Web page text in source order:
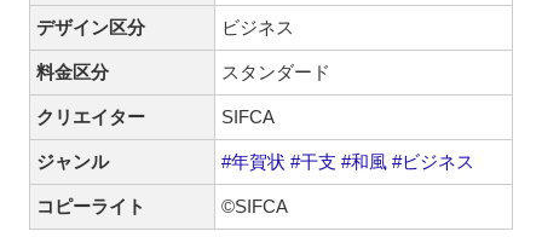
デザイン区分 ビジネス
料金区分 スタンダード
クリエイター SIFCA
ジャンル #年賀状 #干支 #和風 #ビジネス
コピーライト ©SIFCA